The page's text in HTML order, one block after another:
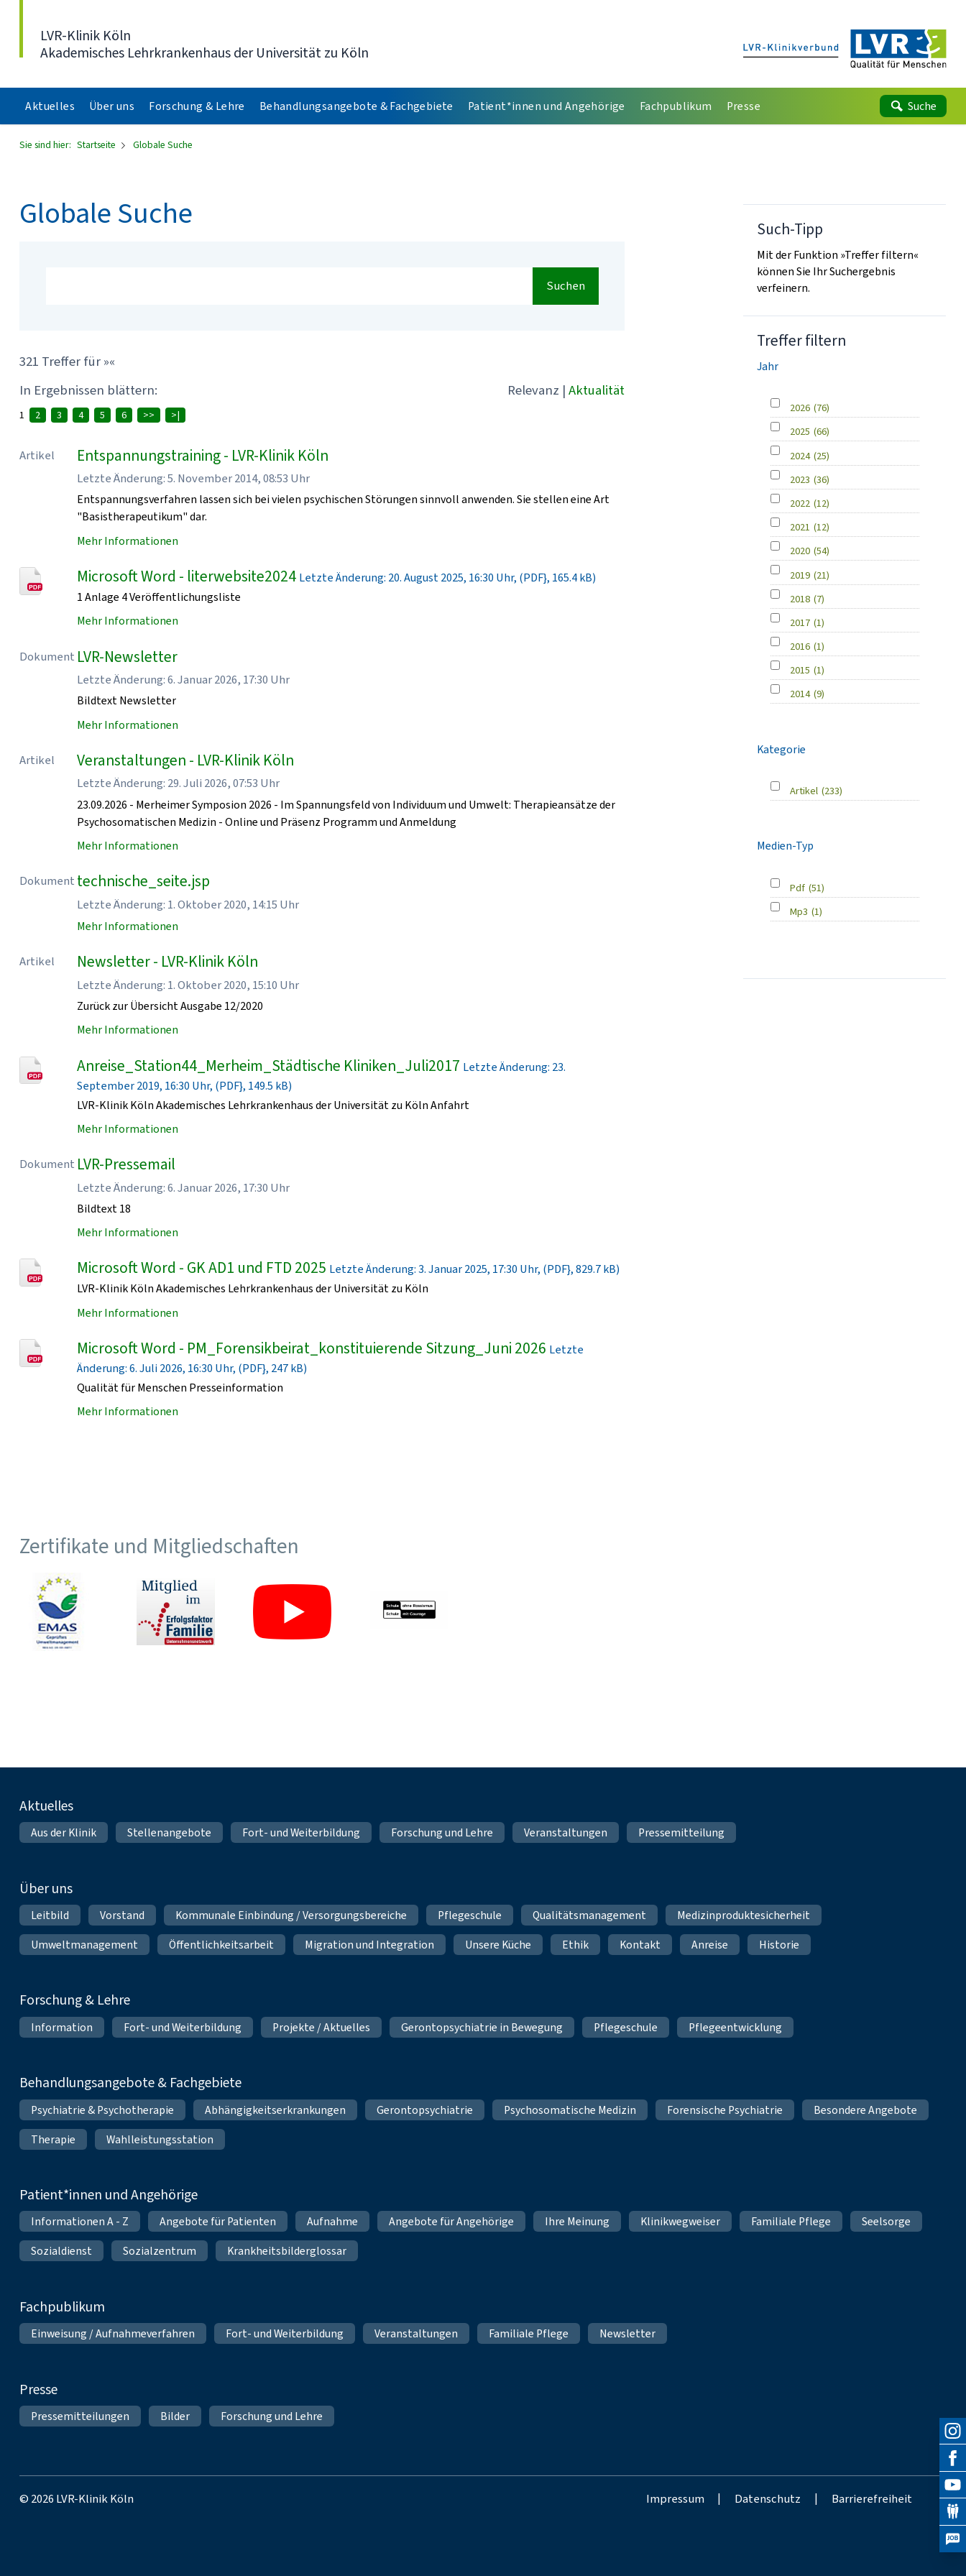
LVR-Klinik Köln
Akademisches Lehrkrankenhaus der Universität zu Köln
Aktuelles Über uns Forschung & Lehre Behandlungsangebote & Fachgebiete Patient*innen und Angehörige Fachpublikum Presse Suche
Sie sind hier: Startseite Globale Suche
Globale Suche
Suchen
321 Treffer für »«
In Ergebnissen blättern:
Relevanz | Aktualität
1 2 3 4 5 6 >> >|
Artikel Entspannungstraining - LVR-Klinik Köln
Letzte Änderung: 5. November 2014, 08:53 Uhr
Entspannungsverfahren lassen sich bei vielen psychischen Störungen sinnvoll anwenden. Sie stellen eine Art
"Basistherapeutikum" dar.
Mehr Informationen
Microsoft Word - literwebsite2024 Letzte Änderung: 20. August 2025, 16:30 Uhr, (PDF}, 165.4 kB)
1 Anlage 4 Veröffentlichungsliste
Mehr Informationen
Dokument LVR-Newsletter
Letzte Änderung: 6. Januar 2026, 17:30 Uhr
Bildtext Newsletter
Mehr Informationen
Artikel Veranstaltungen - LVR-Klinik Köln
Letzte Änderung: 29. Juli 2026, 07:53 Uhr
23.09.2026 - Merheimer Symposion 2026 - Im Spannungsfeld von Individuum und Umwelt: Therapieansätze der
Psychosomatischen Medizin - Online und Präsenz Programm und Anmeldung
Mehr Informationen
Dokument technische_seite.jsp
Letzte Änderung: 1. Oktober 2020, 14:15 Uhr
Mehr Informationen
Artikel Newsletter - LVR-Klinik Köln
Letzte Änderung: 1. Oktober 2020, 15:10 Uhr
Zurück zur Übersicht Ausgabe 12/2020
Mehr Informationen
Anreise_Station44_Merheim_Städtische Kliniken_Juli2017 Letzte Änderung: 23.
September 2019, 16:30 Uhr, (PDF}, 149.5 kB)
LVR-Klinik Köln Akademisches Lehrkrankenhaus der Universität zu Köln Anfahrt
Mehr Informationen
Dokument LVR-Pressemail
Letzte Änderung: 6. Januar 2026, 17:30 Uhr
Bildtext 18
Mehr Informationen
Microsoft Word - GK AD1 und FTD 2025 Letzte Änderung: 3. Januar 2025, 17:30 Uhr, (PDF}, 829.7 kB)
LVR-Klinik Köln Akademisches Lehrkrankenhaus der Universität zu Köln
Mehr Informationen
Microsoft Word - PM_Forensikbeirat_konstituierende Sitzung_Juni 2026 Letzte
Änderung: 6. Juli 2026, 16:30 Uhr, (PDF}, 247 kB)
Qualität für Menschen Presseinformation
Mehr Informationen
Such-Tipp
Mit der Funktion »Treffer filtern«
können Sie Ihr Suchergebnis
verfeinern.
Treffer filtern
Jahr
2026 (76)
2025 (66)
2024 (25)
2023 (36)
2022 (12)
2021 (12)
2020 (54)
2019 (21)
2018 (7)
2017 (1)
2016 (1)
2015 (1)
2014 (9)
Kategorie
Artikel (233)
Medien-Typ
Pdf (51)
Mp3 (1)
Zertifikate und Mitgliedschaften
Fußnavigation
Aktuelles
Aus der Klinik Stellenangebote Fort- und Weiterbildung Forschung und Lehre Veranstaltungen Pressemitteilung
Über uns
Leitbild Vorstand Kommunale Einbindung / Versorgungsbereiche Pflegeschule Qualitätsmanagement
Medizinproduktesicherheit
Umweltmanagement
Öffentlichkeitsarbeit Migration und Integration Unsere Küche Ethik Kontakt Anreise Historie
Forschung & Lehre
Information Fort- und Weiterbildung Projekte / Aktuelles Gerontopsychiatrie in Bewegung Pflegeschule Pflegeentwicklung
Behandlungsangebote & Fachgebiete
Psychiatrie & Psychotherapie Abhängigkeitserkrankungen Gerontopsychiatrie Psychosomatische Medizin Forensische Psychiatrie
Besondere Angebote
Therapie
Wahlleistungsstation
Patient*innen und Angehörige
Informationen A - Z Angebote für Patienten Aufnahme Angebote für Angehörige Ihre Meinung Klinikwegweiser Familiale Pflege
Seelsorge
Sozialdienst
Sozialzentrum Krankheitsbilderglossar
Fachpublikum
Einweisung / Aufnahmeverfahren Fort- und Weiterbildung Veranstaltungen Familiale Pflege Newsletter
Presse
Pressemitteilungen Bilder Forschung und Lehre
© 2026 LVR-Klinik Köln Impressum | Datenschutz | Barrierefreiheit